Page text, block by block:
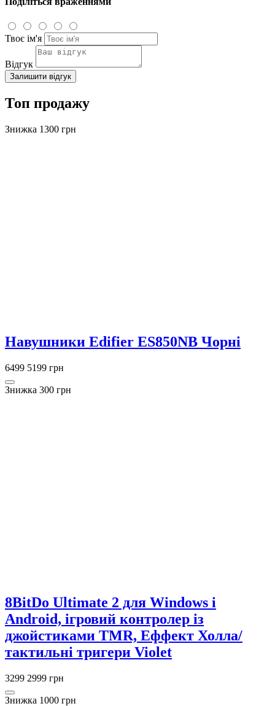
Твоє ім'я
Відгук
Залишити відгук
Топ продажу
Знижка 1300 грн
Навушники Edifier ES850NB Чорні
6499 5199 грн
Знижка 300 грн
8BitDo Ultimate 2 для Windows і
Android, ігровий контролер із
джойстиками TMR, Еффект Холла/
тактильні тригери Violet
3299 2999 грн
Знижка 1000 грн